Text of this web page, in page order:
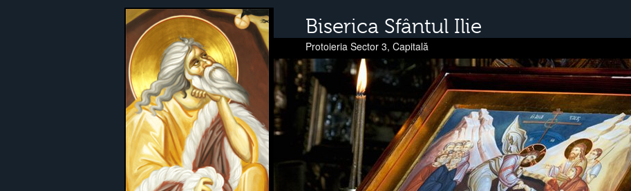
Biserica Sfântul Ilie
Protoieria Sector 3, Capitală